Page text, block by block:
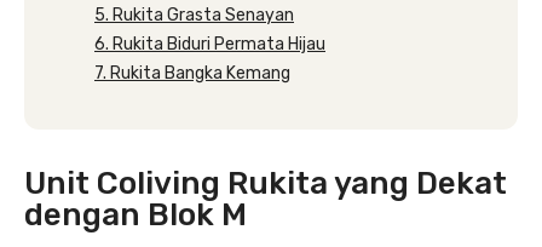
5. Rukita Grasta Senayan
6. Rukita Biduri Permata Hijau
7. Rukita Bangka Kemang
Unit Coliving Rukita yang Dekat
dengan Blok M